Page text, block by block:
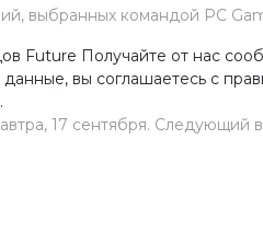
выбранных командой PC
Future Получайте от нас
вы соглашаетесь с
17 сентября. Следующий